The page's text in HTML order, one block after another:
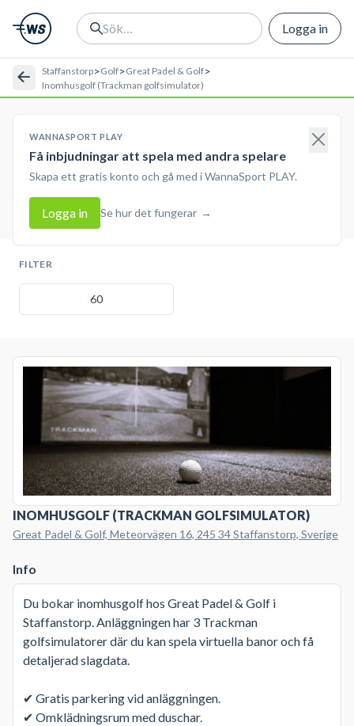
Logga in
Staffanstorp>Golf>Great Padel & Golf>
Inomhusgolf (Trackman golfsimulator)
WANNASPORT PLAY
Få inbjudningar att spela med andra spelare
Skapa ett gratis konto och gå med i WannaSport PLAY.
Logga in Se hur det fungerar →
FILTER
60
INOMHUSGOLF (TRACKMAN GOLFSIMULATOR)
Great Padel & Golf, Meteorvägen 16, 245 34 Staffanstorp, Sverige
Info
Du bokar inomhusgolf hos Great Padel & Golf i
Staffanstorp. Anläggningen har 3 Trackman
golfsimulatorer där du kan spela virtuella banor och få
detaljerad slagdata.
✔ Gratis parkering vid anläggningen.
✔ Omklädningsrum med duschar.